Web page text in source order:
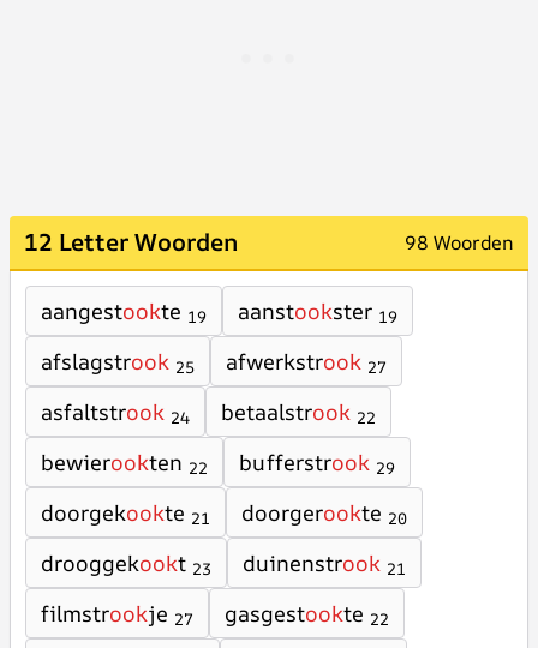
12 Letter Woorden 98 Woorden
aangestookte 19 aanstookster 19
afslagstrook 25 afwerkstrook 27
asfaltstrook 24 betaalstrook 22
bewierookten 22 bufferstrook 29
doorgekookte 21 doorgerookte 20
drooggekookt 23 duinenstrook 21
filmstrookje 27 gasgestookte 22